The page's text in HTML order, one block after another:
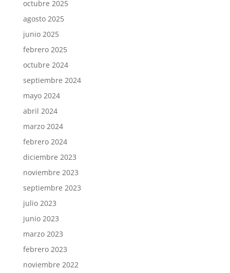
octubre 2025
agosto 2025
junio 2025
febrero 2025
octubre 2024
septiembre 2024
mayo 2024
abril 2024
marzo 2024
febrero 2024
diciembre 2023
noviembre 2023
septiembre 2023
julio 2023
junio 2023
marzo 2023
febrero 2023
noviembre 2022